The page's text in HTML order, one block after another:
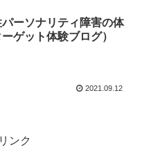
パーソナリティ障害の体
ゲット体験ブログ）
2021.09.12
ンク